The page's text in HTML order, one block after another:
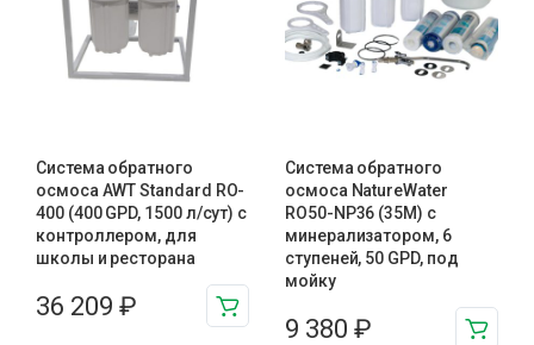
Система обратного
осмоса AWT Standard RO-
400 (400 GPD, 1500 л/сут) с
контроллером, для
школы и ресторана
36 209 ₽
Система обратного
осмоса NatureWater
RO50-NP36 (35M) с
минерализатором, 6
ступеней, 50 GPD, под
мойку
9 380 ₽